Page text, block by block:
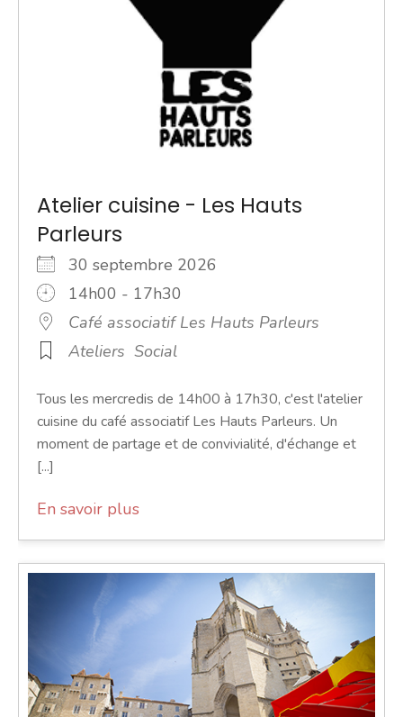
Atelier cuisine - Les Hauts
Parleurs
30 septembre 2026
14h00 - 17h30
Café associatif Les Hauts Parleurs
Ateliers Social
Tous les mercredis de 14h00 à 17h30, c'est l'atelier
cuisine du café associatif Les Hauts Parleurs. Un
moment de partage et de convivialité, d'échange et
[...]
En savoir plus